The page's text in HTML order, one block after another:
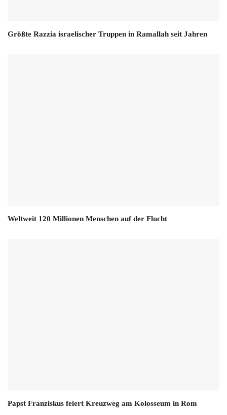
Größte Razzia israelischer Truppen in Ramallah seit Jahren
Weltweit 120 Millionen Menschen auf der Flucht
Papst Franziskus feiert Kreuzweg am Kolosseum in Rom